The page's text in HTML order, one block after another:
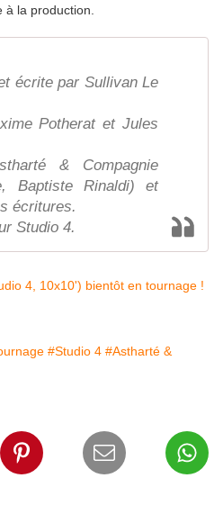
la production.
écrite par Sullivan Le
Potherat et Jules
& Compagnie
Baptiste Rinaldi) et
écritures.
Studio 4.
#Studio 4 #Astharté &